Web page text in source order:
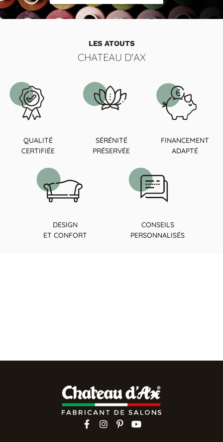
LES ATOUTS
CHATEAU D'AX
QUALITÉ
CERTIFIÉE
SÉRÉNITÉ
PRÉSERVÉE
FINANCEMENT
ADAPTÉ
DESIGN
ET CONFORT
CONSEILS
PERSONNALISÉS